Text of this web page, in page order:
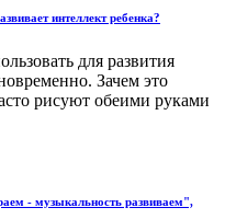
интеллект ребенка?
для развития
Зачем это
рисуют обеими руками
- музыкальность развиваем",